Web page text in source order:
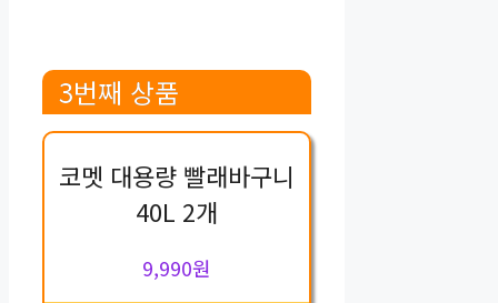
3번째 상품
코멧 대용량 빨래바구니
40L 2개
9,990원